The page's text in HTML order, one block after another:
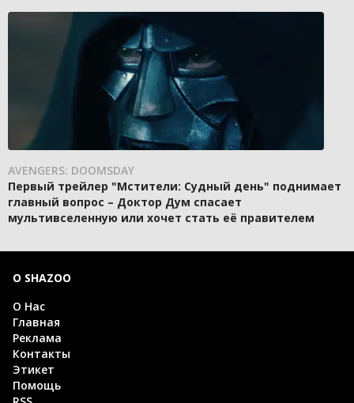
AVENGERS: DOOMSDAY
Первый трейлер "Мстители: Судный день" поднимает
главный вопрос – Доктор Дум спасает
мультивселенную или хочет стать её правителем
О SHAZOO
О Нас
Главная
Реклама
Контакты
Этикет
Помощь